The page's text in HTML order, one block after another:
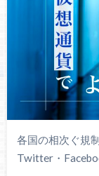
各国の相次ぐ規
Twitter・